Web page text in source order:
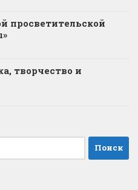
просветительской
творчество и